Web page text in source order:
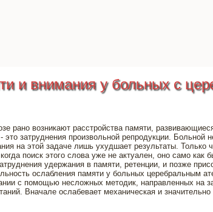
и внимания у больных с
рано возникают расстройства памяти,
это затруднения произвольной репродукции. Больной
на этой задаче лишь ухудшает результаты. Только
поиск этого слова уже не актуален, оно само как
удержания в памяти, ретенции, и позже
ослабления памяти у больных церебральным
с помощью несложных методик, направленных на
Вначале ослабевает механическая и